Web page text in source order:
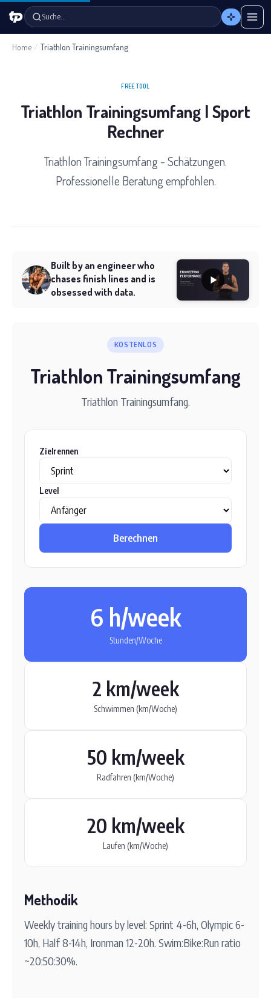
Suche…
Home / Triathlon Trainingsumfang
FREE TOOL
Triathlon Trainingsumfang | Sport
Rechner
Triathlon Trainingsumfang - Schätzungen.
Professionelle Beratung empfohlen.
Built by an engineer who
chases finish lines and is
obsessed with data.
KOSTENLOS
Triathlon Trainingsumfang
Triathlon Trainingsumfang.
Zielrennen
Level
Berechnen
6 h/week
Stunden/Woche
2 km/week
Schwimmen (km/Woche)
50 km/week
Radfahren (km/Woche)
20 km/week
Laufen (km/Woche)
Methodik
Weekly training hours by level: Sprint 4-6h, Olympic 6-
10h, Half 8-14h, Ironman 12-20h. Swim:Bike:Run ratio
~20:50:30%.